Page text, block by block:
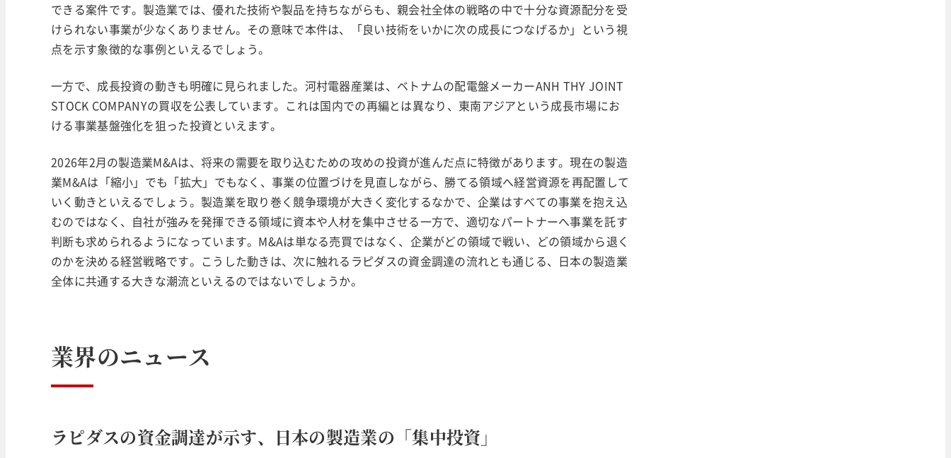
できる案件です。製造業では、優れた技術や製品を持ちながらも、親会社全体の戦略の中で十分な資源配分を受
けられない事業が少なくありません。その意味で本件は、「良い技術をいかに次の成長につなげるか」という視
点を示す象徴的な事例といえるでしょう。
一方で、成長投資の動きも明確に見られました。河村電器産業は、ベトナムの配電盤メーカーANH THY JOINT
STOCK COMPANYの買収を公表しています。これは国内での再編とは異なり、東南アジアという成長市場にお
ける事業基盤強化を狙った投資といえます。
2026年2月の製造業M&Aは、将来の需要を取り込むための攻めの投資が進んだ点に特徴があります。現在の製造
業M&Aは「縮小」でも「拡大」でもなく、事業の位置づけを見直しながら、勝てる領域へ経営資源を再配置して
いく動きといえるでしょう。製造業を取り巻く競争環境が大きく変化するなかで、企業はすべての事業を抱え込
むのではなく、自社が強みを発揮できる領域に資本や人材を集中させる一方で、適切なパートナーへ事業を託す
判断も求められるようになっています。M&Aは単なる売買ではなく、企業がどの領域で戦い、どの領域から退く
のかを決める経営戦略です。こうした動きは、次に触れるラピダスの資金調達の流れとも通じる、日本の製造業
全体に共通する大きな潮流といえるのではないでしょうか。
業界のニュース
ラピダスの資金調達が示す、日本の製造業の「集中投資」